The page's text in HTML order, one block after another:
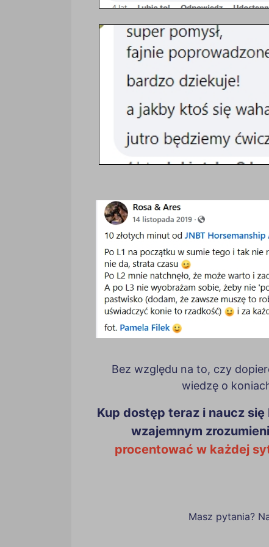
Bez względu na to, czy
wiedzę o
Kup dostęp teraz i naucz
wzajemnym
procentować w każdej
Masz pytania?